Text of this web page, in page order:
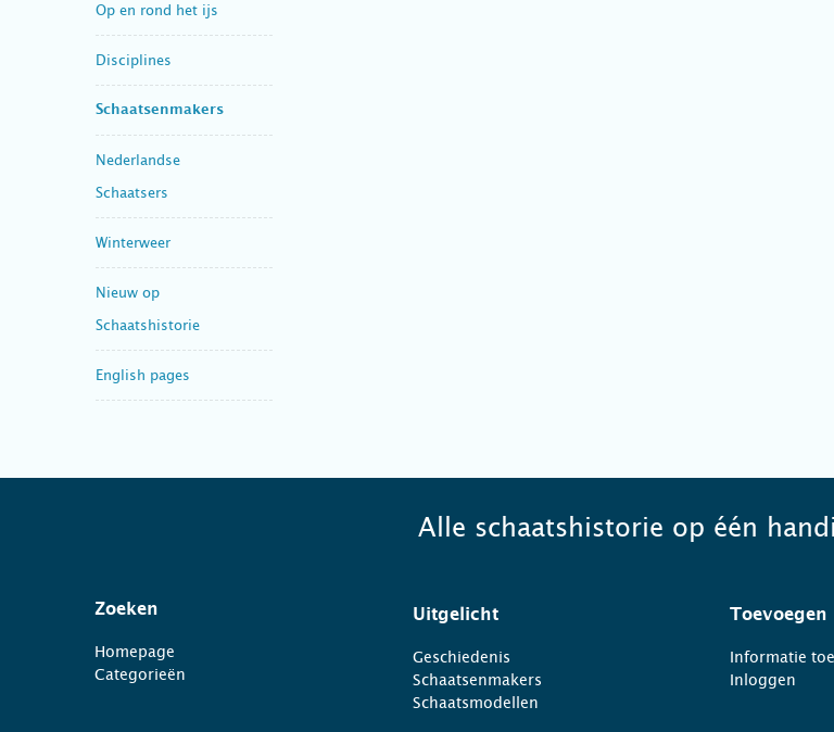
Op en rond het ijs
Disciplines
Schaatsenmakers
Nederlandse
Schaatsers
Winterweer
Nieuw op
Schaatshistorie
English pages
Alle schaatshistorie op één
Zoeken
Homepage
Categorieën
Uitgelicht
Geschiedenis
Schaatsenmakers
Schaatsmodellen
Toevoegen
Informatie
Inloggen